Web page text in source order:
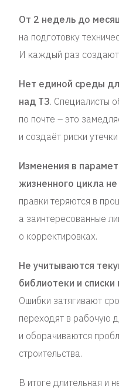
От 2 недель до
на подготовку
И каждый раз создают
Нет единой среды
над ТЗ. Специалисты
по почте – это
и создаёт риски
Изменения в
жизненного цикла
правки теряются в
а заинтересованные
о корректировках.
Не учитываются
библиотеки и
Ошибки затягивают
переходят в рабочую
и оборачиваются
строительства.
В итоге длительная и